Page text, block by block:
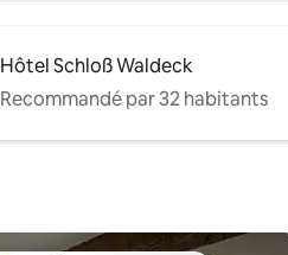
Hôtel Schloß Waldeck
Recommandé par 32 habitants